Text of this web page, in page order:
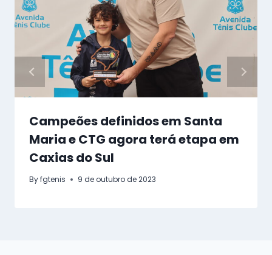
Campeões definidos em Santa
Maria e CTG agora terá etapa em
Caxias do Sul
Byfgtenis 9 de outubro de 2023